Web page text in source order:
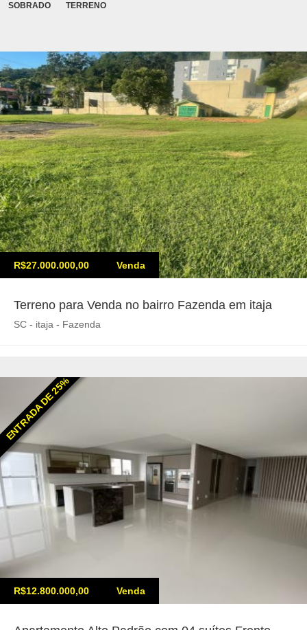
SOBRADO TERRENO
R$27.000.000,00 Venda
Terreno para Venda no bairro Fazenda em itaja
SC - itaja - Fazenda
ENTRADA DE 25%
R$12.800.000,00 Venda